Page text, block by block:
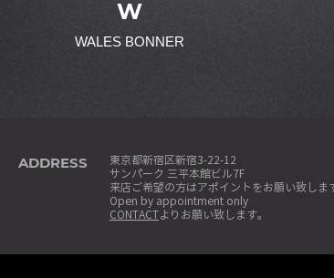
W
WALES BONNER
ADDRESS
東京都新宿区新宿3-22-12
サンパーク 三平本館ビル7F
来店ご希望の方はアポイントをお願い致しま
Open by appointment only
CONTACTよりお願い致します。